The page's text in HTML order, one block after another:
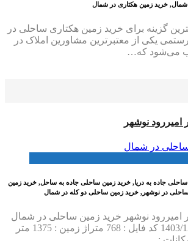
خرید زمین هکتاری در شمال
گزینه برای خرید زمین هکتاری ساحلی در
یکی از معتبرترین مشاورین املاک در
می‌شود که…
نوشهر
جاده به دریا, خرید زمین ساحلی جاده به ساحل, خرید زمین
در نوشهر, خرید زمین ساحلی دو کله در شمال
امیررود نوشهر خرید زمین ساحلی در شمال
تاریخ درج فایل : 1403/12/07 کد فایل : 768 متراژ زمین : 1375 متر